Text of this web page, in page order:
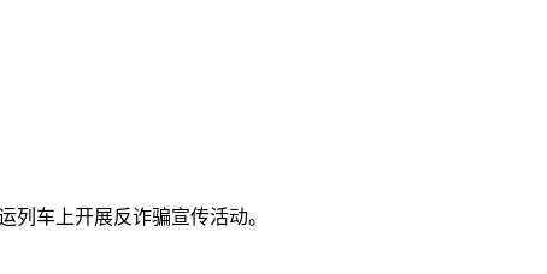
车上开展反诈骗宣传活动。